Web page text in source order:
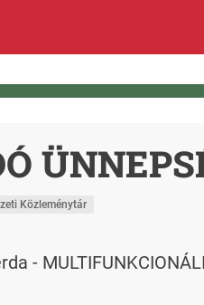
Közleménytár
-